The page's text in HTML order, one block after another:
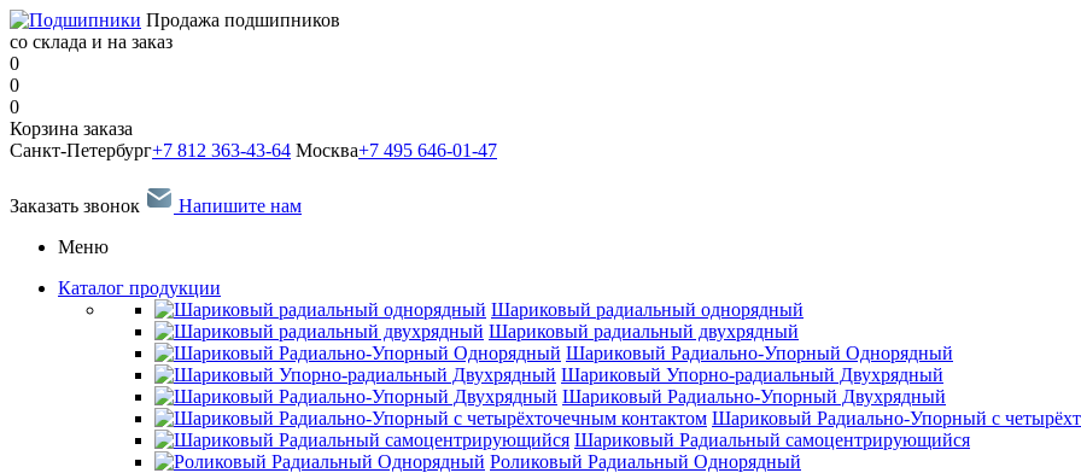
Продажа подшипников
со склада и на заказ
0
0
0
Корзина заказа
Санкт-Петербург+7 812 363-43-64 Москва+7 495 646-01-47
Заказать звонок
Напишите нам
Меню
Каталог продукции
Шариковый радиальный однорядный
Шариковый радиальный двухрядный
Шариковый Радиально-Упорный Однорядный
Шариковый Упорно-радиальный Двухрядный
Шариковый Радиально-Упорный Двухрядный
Шариковый Радиально-Упорный с
Шариковый Радиальный самоцентрирующийся
Роликовый Радиальный Однорядный